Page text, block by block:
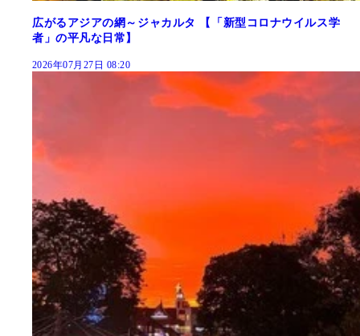
広がるアジアの網～ジャカルタ 【「新型コロナウイルス学
者」の平凡な日常】
2026年07月27日 08:20